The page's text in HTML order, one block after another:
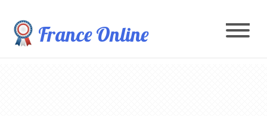
France Online